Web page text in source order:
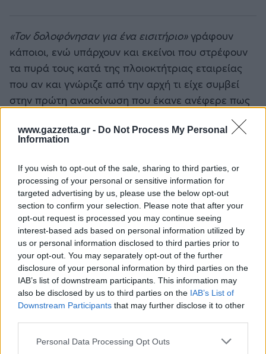
www.gazzetta.gr - Do Not Process My Personal
Information
If you wish to opt-out of the sale, sharing to third parties, or
processing of your personal or sensitive information for
targeted advertising by us, please use the below opt-out
section to confirm your selection. Please note that after your
opt-out request is processed you may continue seeing
interest-based ads based on personal information utilized by
us or personal information disclosed to third parties prior to
your opt-out. You may separately opt-out of the further
disclosure of your personal information by third parties on the
IAB’s list of downstream participants. This information may
also be disclosed by us to third parties on the IAB’s List of
Downstream Participants that may further disclose it to other
Please note that this website/app uses one or more Google
Personal Data Processing Opt Outs
«Τον δολοφόνησαν για ένα εισιτήριο»γράφουν
κάποιοι, ενώ υπάρχουν και εκείνοι που στρέφουν
τα πυρά τους κατά της πλοιοκτήτριας εταιρείας
που αν και γνώριζε από την αρχή τι είχε συμβεί
στην πρώτη ανακοίνωση που έκανε ανέφερε πως
ΔΙΑΒΑΣΕ ΑΚΟΜΗ:
Δύο συλλήψεις για τις φωτιές σε Σκύρο και Λακωνία: Από
γεννήτρια και ψησταριά ξεκίνησαν οι πυρκαγιές
Υπόθεση Marfin: Στην Ελλάδα απόψε η 46χρονη
κατηγορούμενη για τον εμπρησμό – Αύριο ενώπιον
εισαγγελέα και ανακριτή
Πυρκαγιές: 118 κτίρια κρίθηκαν κατεδαφιστέα –
Ολοκληρώθηκαν 325 αυτοψίες της ΓΔΑΕΦΚ στις
πληγείσες περιοχές